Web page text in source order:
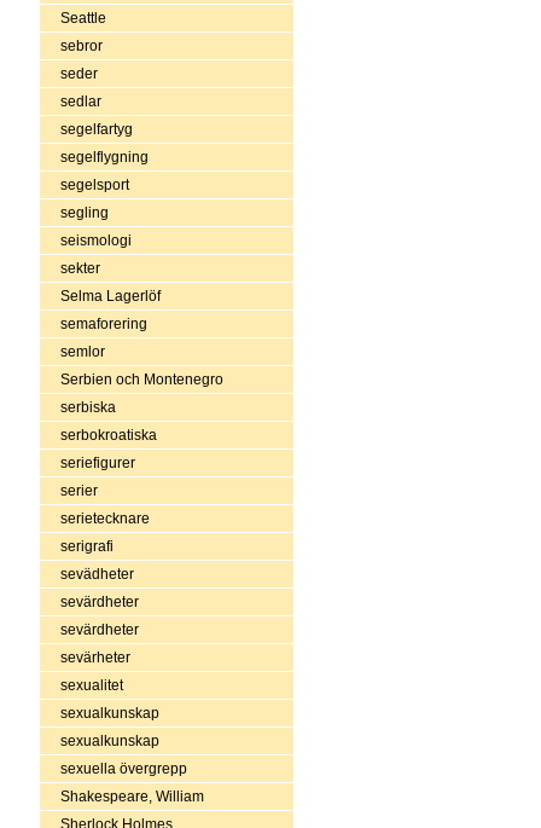
Seattle
sebror
seder
sedlar
segelfartyg
segelflygning
segelsport
segling
seismologi
sekter
Selma Lagerlöf
semaforering
semlor
Serbien och Montenegro
serbiska
serbokroatiska
seriefigurer
serier
serietecknare
serigrafi
sevädheter
sevärdheter
sevärdheter
sevärheter
sexualitet
sexualkunskap
sexualkunskap
sexuella övergrepp
Shakespeare, William
Sherlock Holmes